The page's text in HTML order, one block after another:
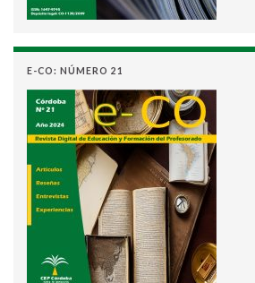
E-CO: NÚMERO 21